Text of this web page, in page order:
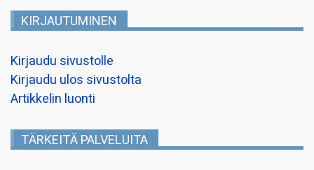
KIRJAUTUMINEN
Kirjaudu sivustolle
Kirjaudu ulos sivustolta
Artikkelin luonti
TÄRKEITÄ PALVELUITA